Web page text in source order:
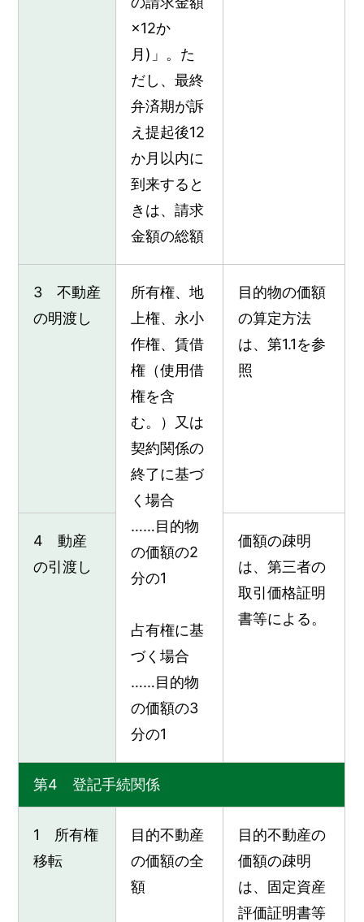
×12か
月)」。た
だし、最終
弁済期が訴
え提起後12
か月以内に
到来すると
きは、請求
金額の総額
3 不動産
の明渡し
所有権、地
上権、永小
作権、賃借
権（使用借
権を含
む。）又は
契約関係の
終了に基づ
く場合
……目的物
の価額の2
分の1
占有権に基
づく場合
……目的物
の価額の3
分の1
目的物の価額
の算定方法
は、第1.1を参
照
4 動産
の引渡し
価額の疎明
は、第三者の
取引価格証明
書等による。
第4 登記手続関係
1 所有権
移転
目的不動産
の価額の全
額
目的不動産の
価額の疎明
は、固定資産
評価証明書等